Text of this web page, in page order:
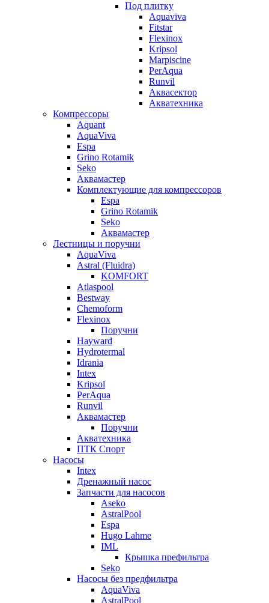
Под плитку
Aquaviva
Fitstar
Flexinox
Kripsol
Marpiscine
PerAqua
Runvil
Аквасектор
Акватехника
Компрессоры
Aquant
AquaViva
Espa
Grino Rotamik
Seko
Аквамастер
Комплектующие для компрессоров
Espa
Grino Rotamik
Seko
Аквамастер
Лестницы и поручни
AquaViva
Astral (Fluidra)
KOMFORT
Atlaspool
Bestway
Chemoform
Flexinox
Поручни
Hayward
Hydrotermal
Idrania
Intex
Kripsol
PerAqua
Runvil
Аквамастер
Поручни
Акватехника
ПТК Спорт
Насосы
Intex
Дренажный насос
Запчасти для насосов
Aseko
AstralPool
Espa
Hugo Lahme
IML
Крышка префильтра
Seko
Насосы без предфильтра
AquaViva
AstralPool